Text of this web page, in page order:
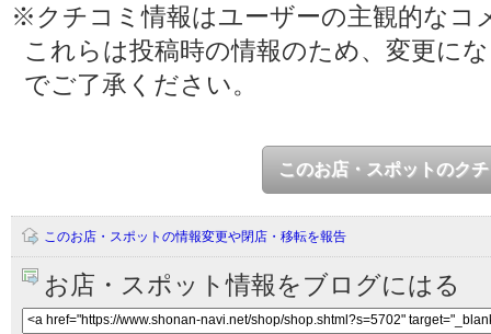
※クチコミ情報はユーザーの主観的なコ
これらは投稿時の情報のため、変更に
でご了承ください。
このお店・スポットのク
このお店・スポットの情報変更や閉店・移転を報告
お店・スポット情報をブログにはる